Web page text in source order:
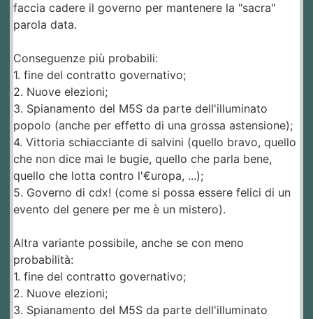
faccia cadere il governo per mantenere la "sacra"
parola data.
Conseguenze più probabili:
1. fine del contratto governativo;
2. Nuove elezioni;
3. Spianamento del M5S da parte dell'illuminato
popolo (anche per effetto di una grossa astensione);
4. Vittoria schiacciante di salvini (quello bravo, quello
che non dice mai le bugie, quello che parla bene,
quello che lotta contro l'€uropa, ...);
5. Governo di cdx! (come si possa essere felici di un
evento del genere per me è un mistero).
Altra variante possibile, anche se con meno
probabilità:
1. fine del contratto governativo;
2. Nuove elezioni;
3. Spianamento del M5S da parte dell'illuminato